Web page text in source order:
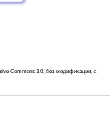
Commons 3.0, без модификации, с